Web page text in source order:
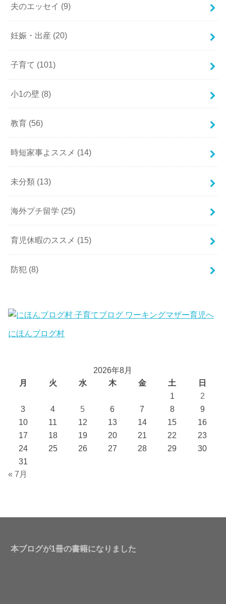
夫のエッセイ (9)
妊娠・出産 (20)
子育て (101)
小1の壁 (8)
教育 (56)
時短家事よススメ (14)
未分類 (13)
海外プチ留学 (25)
育児休暇のススメ (15)
防犯 (8)
にほんブログ村
2026年8月
月
火 水 木 金 土
日
1
2
3
4 5 6 7 8
9
10
11 12 13 14 15
16
17
18 19 20 21 22
23
24
25 26 27 28 29
30
31
« 7月
本ブログが1冊の書籍になりました